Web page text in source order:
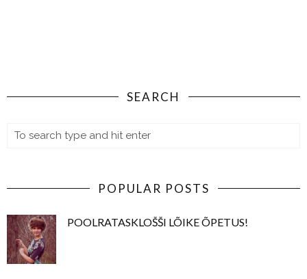
SEARCH
POPULAR POSTS
POOLRATASKLOŠŠI LÕIKE ÕPETUS!